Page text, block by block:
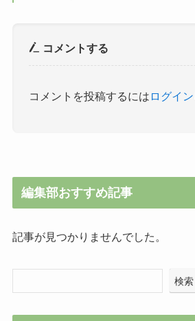
コメントする
コメントを投稿するには ログイン
編集部おすすめ記事
記事が見つかりませんでした。
検索